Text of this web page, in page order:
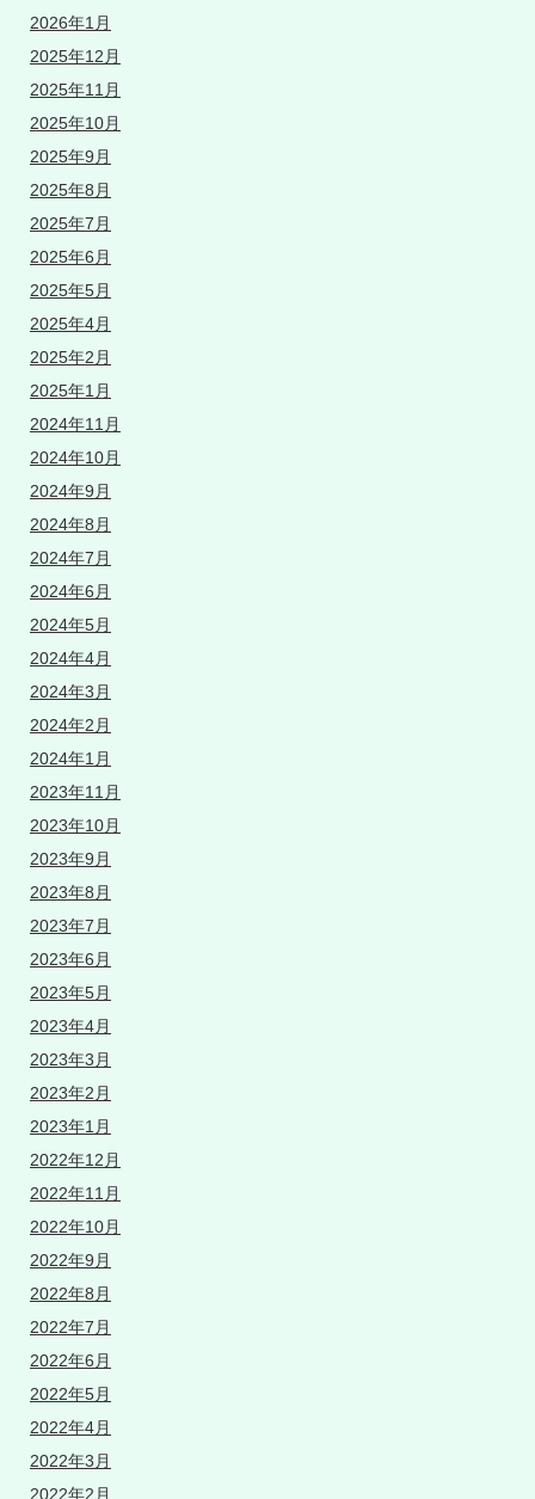
2026年1月
2025年12月
2025年11月
2025年10月
2025年9月
2025年8月
2025年7月
2025年6月
2025年5月
2025年4月
2025年2月
2025年1月
2024年11月
2024年10月
2024年9月
2024年8月
2024年7月
2024年6月
2024年5月
2024年4月
2024年3月
2024年2月
2024年1月
2023年11月
2023年10月
2023年9月
2023年8月
2023年7月
2023年6月
2023年5月
2023年4月
2023年3月
2023年2月
2023年1月
2022年12月
2022年11月
2022年10月
2022年9月
2022年8月
2022年7月
2022年6月
2022年5月
2022年4月
2022年3月
2022年2月